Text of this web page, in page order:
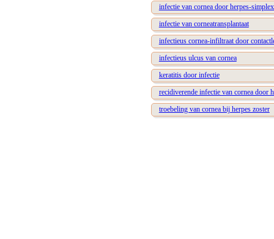
infectie van cornea door herpes-
infectie van corneatransplantaat
infectieus cornea-infiltraat door
infectieus ulcus van cornea
keratitis door infectie
recidiverende infectie van cornea door
troebeling van cornea bij herpes zoster